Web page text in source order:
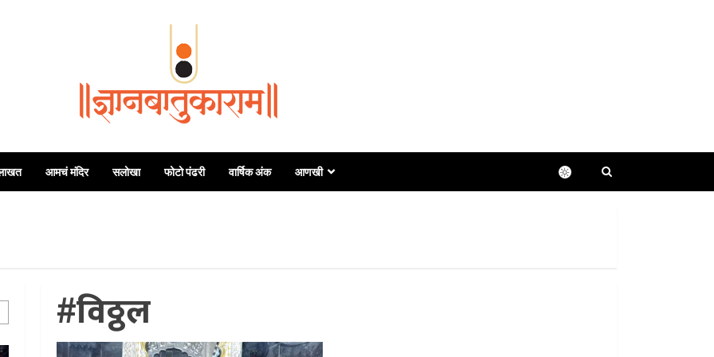
आमचं मंदिर सलोखा फोटो पंढरी वार्षिक अंक आणखी
#विठ्ठल